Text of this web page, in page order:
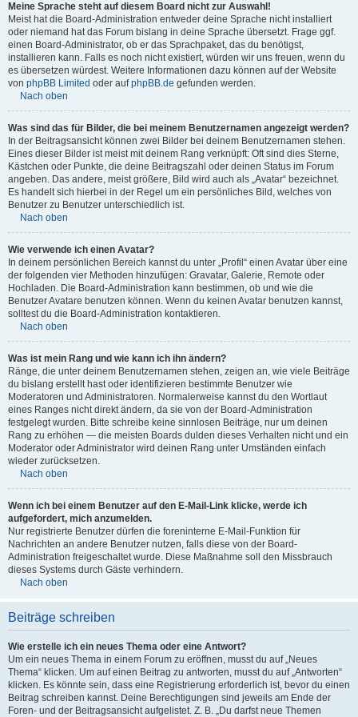
Meine Sprache steht auf diesem Board nicht zur Auswahl!
Meist hat die Board-Administration entweder deine Sprache nicht installiert
oder niemand hat das Forum bislang in deine Sprache übersetzt. Frage ggf.
einen Board-Administrator, ob er das Sprachpaket, das du benötigst,
installieren kann. Falls es noch nicht existiert, würden wir uns freuen, wenn du
es übersetzen würdest. Weitere Informationen dazu können auf der Website
von phpBB Limited oder aufphpBB.de gefunden werden.
Nach oben
Was sind das für Bilder, die bei meinem Benutzernamen angezeigt werden?
In der Beitragsansicht können zwei Bilder bei deinem Benutzernamen stehen.
Eines dieser Bilder ist meist mit deinem Rang verknüpft: Oft sind dies Sterne,
Kästchen oder Punkte, die deine Beitragszahl oder deinen Status im Forum
angeben. Das andere, meist größere, Bild wird auch als „Avatar“ bezeichnet.
Es handelt sich hierbei in der Regel um ein persönliches Bild, welches von
Benutzer zu Benutzer unterschiedlich ist.
Nach oben
Wie verwende ich einen Avatar?
In deinem persönlichen Bereich kannst du unter „Profil“ einen Avatar über eine
der folgenden vier Methoden hinzufügen: Gravatar, Galerie, Remote oder
Hochladen. Die Board-Administration kann bestimmen, ob und wie die
Benutzer Avatare benutzen können. Wenn du keinen Avatar benutzen kannst,
solltest du die Board-Administration kontaktieren.
Nach oben
Was ist mein Rang und wie kann ich ihn ändern?
Ränge, die unter deinem Benutzernamen stehen, zeigen an, wie viele Beiträge
du bislang erstellt hast oder identifizieren bestimmte Benutzer wie
Moderatoren und Administratoren. Normalerweise kannst du den Wortlaut
eines Ranges nicht direkt ändern, da sie von der Board-Administration
festgelegt wurden. Bitte schreibe keine sinnlosen Beiträge, nur um deinen
Rang zu erhöhen — die meisten Boards dulden dieses Verhalten nicht und ein
Moderator oder Administrator wird deinen Rang unter Umständen einfach
wieder zurücksetzen.
Nach oben
Wenn ich bei einem Benutzer auf den E-Mail-Link klicke, werde ich
aufgefordert, mich anzumelden.
Nur registrierte Benutzer dürfen die foreninterne E-Mail-Funktion für
Nachrichten an andere Benutzer nutzen, falls diese von der Board-
Administration freigeschaltet wurde. Diese Maßnahme soll den Missbrauch
dieses Systems durch Gäste verhindern.
Nach oben
Beiträge schreiben
Wie erstelle ich ein neues Thema oder eine Antwort?
Um ein neues Thema in einem Forum zu eröffnen, musst du auf „Neues
Thema“ klicken. Um auf einen Beitrag zu antworten, musst du auf „Antworten“
klicken. Es könnte sein, dass eine Registrierung erforderlich ist, bevor du einen
Beitrag schreiben kannst. Deine Berechtigungen sind jeweils am Ende der
Foren- und der Beitragsansicht aufgelistet. Z. B. „Du darfst neue Themen